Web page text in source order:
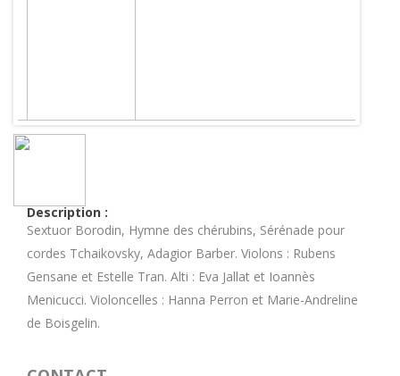
Description :
Sextuor Borodin, Hymne des chérubins, Sérénade pour
cordes Tchaikovsky, Adagior Barber. Violons : Rubens
Gensane et Estelle Tran. Alti : Eva Jallat et Ioannès
Menicucci. Violoncelles : Hanna Perron et Marie-Andreline
de Boisgelin.